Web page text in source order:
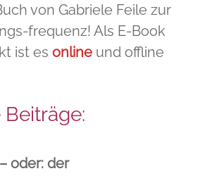
von Gabriele Feile zur
frequenz! Als E-Book
ist es online und offline
oder: der